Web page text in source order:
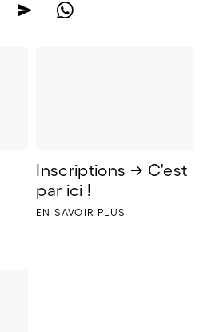
e w
Inscriptions → C'est
par ici !
EN SAVOIR PLUS